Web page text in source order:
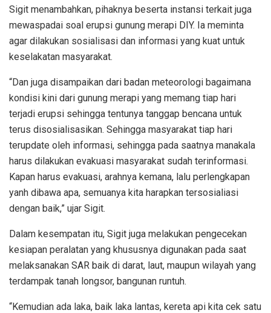
Sigit menambahkan, pihaknya beserta instansi terkait juga
mewaspadai soal erupsi gunung merapi DIY. Ia meminta
agar dilakukan sosialisasi dan informasi yang kuat untuk
keselakatan masyarakat.
“Dan juga disampaikan dari badan meteorologi bagaimana
kondisi kini dari gunung merapi yang memang tiap hari
terjadi erupsi sehingga tentunya tanggap bencana untuk
terus disosialisasikan. Sehingga masyarakat tiap hari
terupdate oleh informasi, sehingga pada saatnya manakala
harus dilakukan evakuasi masyarakat sudah terinformasi.
Kapan harus evakuasi, arahnya kemana, lalu perlengkapan
yanh dibawa apa, semuanya kita harapkan tersosialiasi
dengan baik,” ujar Sigit.
Dalam kesempatan itu, Sigit juga melakukan pengecekan
kesiapan peralatan yang khususnya digunakan pada saat
melaksanakan SAR baik di darat, laut, maupun wilayah yang
terdampak tanah longsor, bangunan runtuh.
“Kemudian ada laka, baik laka lantas, kereta api kita cek satu